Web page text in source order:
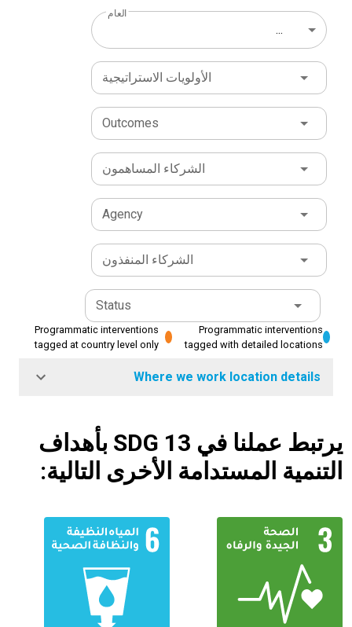
العام
...
الأولويات الاستراتيجية
Outcomes
الشركاء المساهمون
Agency
الشركاء المنفذون
Status
Programmatic interventions
tagged with detailed locations
Programmatic interventions
tagged at country level only
Where we work location details
يرتبط عملنا في SDG 13 بأهداف
التنمية المستدامة الأخرى التالية: